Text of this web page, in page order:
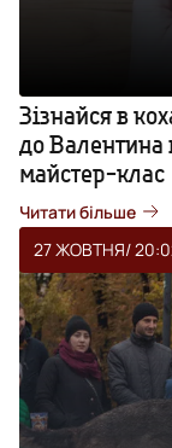
Зізнайся в
до Валентина
майстер-клас
Читати більше
27 ЖОВТНЯ/